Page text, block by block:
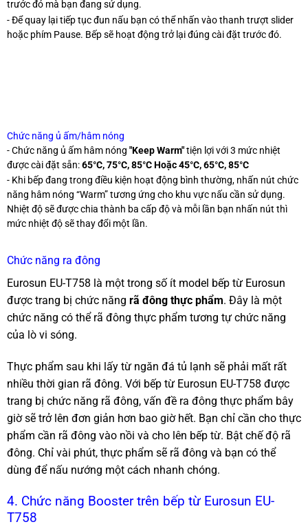
trước đó mà bạn đang sử dụng.
- Để quay lại tiếp tục đun nấu bạn có thể nhấn vào thanh trượt slider
hoặc phím Pause. Bếp sẽ hoạt động trở lại đúng cài đặt trước đó.
Chức năng ủ ấm/hâm nóng
- Chức năng ủ ấm hâm nóng "Keep Warm"tiện lợi với 3 mức nhiệt
được cài đặt sẵn:65°C, 75°C, 85°C Hoặc 45°C, 65°C, 85°C
- Khi bếp đang trong điều kiện hoạt động bình thường, nhấn nút chức
năng hâm nóng “Warm” tương ứng cho khu vực nấu cần sử dụng.
Nhiệt độ sẽ được chia thành ba cấp độ và mỗi lần bạn nhấn nút thì
mức nhiệt độ sẽ thay đổi một lần.
Chức năng ra đông
Eurosun EU-T758 là một trong số ít model bếp từ Eurosun
được trang bị chức năng rã đông thực phẩm. Đây là một
chức năng có thể rã đông thực phẩm tương tự chức năng
của lò vi sóng.
Thực phẩm sau khi lấy từ ngăn đá tủ lạnh sẽ phải mất rất
nhiều thời gian rã đông. Với bếp từ Eurosun EU-T758 được
trang bị chức năng rã đông, vấn đề ra đông thực phẩm bây
giờ sẽ trở lên đơn giản hơn bao giờ hết. Bạn chỉ cần cho thực
phẩm cần rã đông vào nồi và cho lên bếp từ. Bật chế độ rã
đông. Chỉ vài phút, thực phẩm sẽ rã đông và bạn có thể
dùng để nấu nướng một cách nhanh chóng.
4. Chức năng Booster trên bếp từ Eurosun EU-
T758